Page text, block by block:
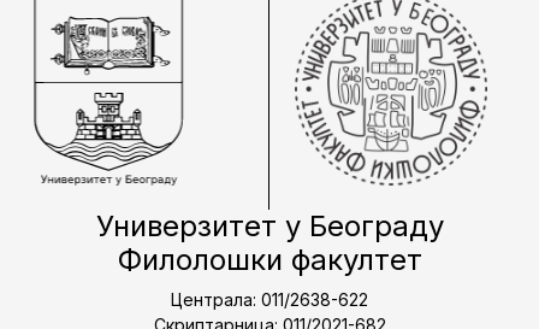
Универзитет у Београду
Филолошки факултет
Централа: 011/2638-622
Скриптарница: 011/2021-682